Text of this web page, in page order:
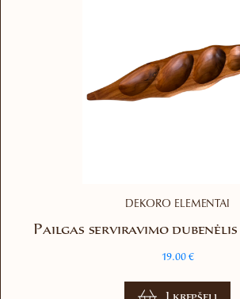
DEKORO ELEMENTAI
Pailgas serviravimo
19.00 €